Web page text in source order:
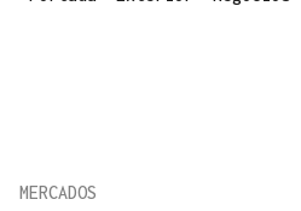
MERCADOS